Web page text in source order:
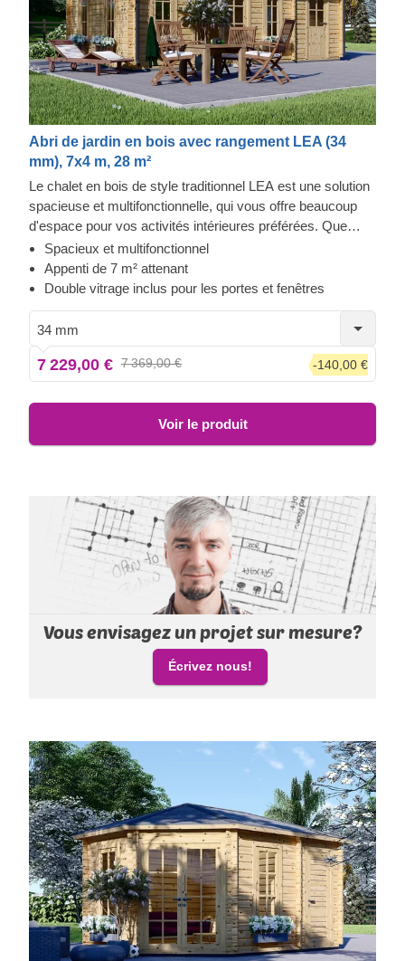
Abri de jardin en bois avec rangement LEA (34
mm), 7x4 m, 28 m²
Le chalet en bois de style traditionnel LEA est une solution
spacieuse et multifonctionnelle, qui vous offre beaucoup
d'espace pour vos activités intérieures préférées. Que
vous ayez besoin d'un coin repas confortable dans votre
jardin, d'un espace de travail à distance ergonomique ou
d'une solution de rangement spacieuse, cet abri pourrait
encore !
Spacieux et multifonctionnel
Appenti de 7 m² attenant
Double vitrage inclus pour les portes et fenêtres
34 mm
7 229,00 € 7 369,00 € -140,00 €
Voir le produit
Vous envisagez un projet sur mesure?
Écrivez nous!